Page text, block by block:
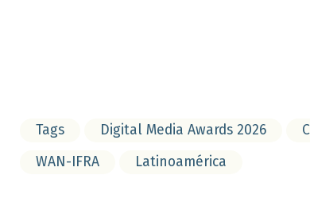
Tags Digital Media Awards 2026
WAN-IFRA
Latinoamérica